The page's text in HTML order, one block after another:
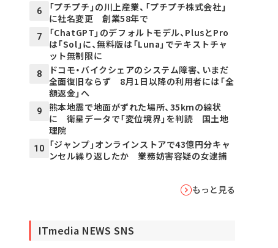
6
「プチプチ」の川上産業、「プチプチ株式会社」
に社名変更 創業58年で
7
「ChatGPT」のデフォルトモデル、PlusとPro
は「Sol」に、無料版は「Luna」でテキストチャ
ット無制限に
8
ドコモ・バイクシェアのシステム障害、いまだ
全面復旧ならず 8月1日以降の利用者には「全
額返金」へ
9
熊本地震で地面がずれた場所、35kmの線状
に 衛星データで「変位境界」を判読 国土地
理院
10
「ジャンプ」オンラインストアで43億円分キャ
ンセル繰り返したか 業務妨害容疑の女逮捕
もっと見る
ITmedia NEWS SNS